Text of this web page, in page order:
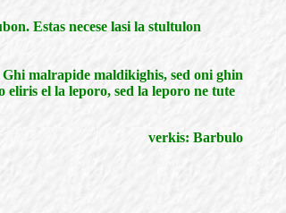
Estas necese lasi la stultulon
malrapide maldikighis, sed oni ghin
el la leporo, sed la leporo ne tute
verkis: Barbulo